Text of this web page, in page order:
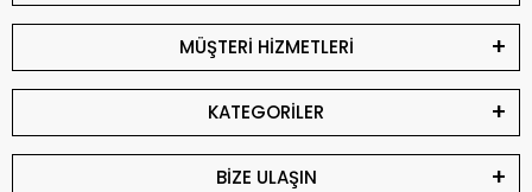
MÜŞTERİ HİZMETLERİ
KATEGORİLER
BİZE ULAŞIN